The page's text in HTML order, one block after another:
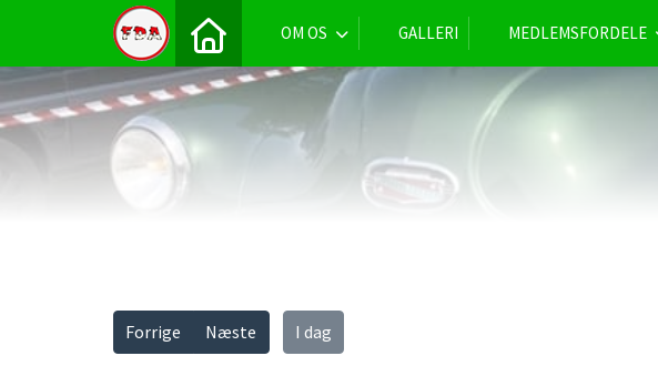
OM OS GALLERI MEDLEMSFORDELE
Forrige Næste I dag